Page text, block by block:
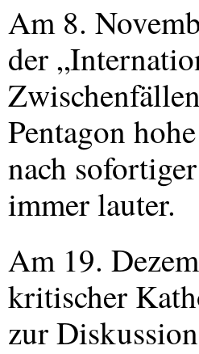
Am 8.
der
Pentagon
nach
immer lauter.
Am 19.
kritischer
zur